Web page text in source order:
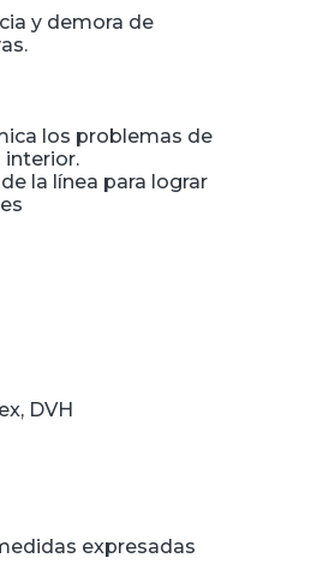
y demora de
los problemas de
interior.
la línea para lograr
DVH
expresadas